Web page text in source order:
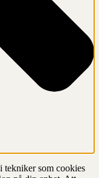
tekniker som cookies